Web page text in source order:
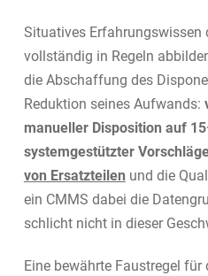
Situatives Erfahrungswissen
vollständig in Regeln
die Abschaffung des
Reduktion seines Aufwands:
manueller Disposition auf
systemgestützter
von Ersatzteilen und die
ein CMMS dabei die
schlicht nicht in dieser
Eine bewährte Faustregel